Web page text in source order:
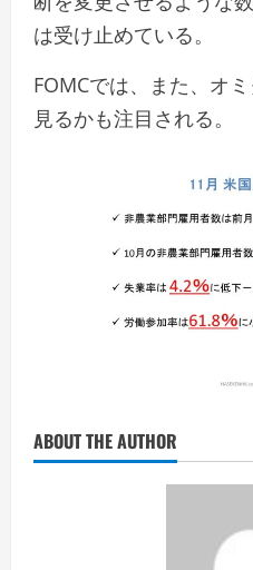
は受け止めている。
FOMCでは、また、オ
見るかも注目される。
ABOUT THE AUTHOR